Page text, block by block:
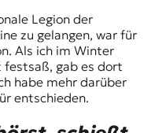
Legion der
zu gelangen, war für
Als ich im Winter
festsaß, gab es dort
habe mehr darüber
entschieden.